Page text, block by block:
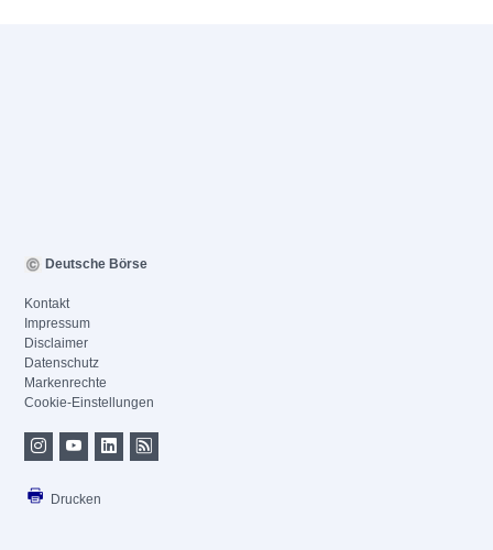
Deutsche Börse
Kontakt
Impressum
Disclaimer
Datenschutz
Markenrechte
Cookie-Einstellungen
Drucken